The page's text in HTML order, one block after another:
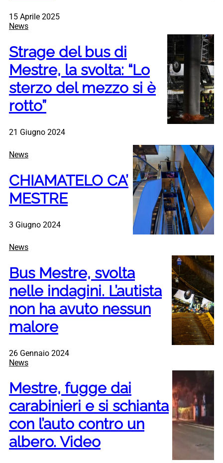
15 Aprile 2025
News
Strage del bus di
Mestre, la svolta: “Lo
sterzo del mezzo si è
rotto”
21 Giugno 2024
News
CHIAMATELO CA’
MESTRE
3 Giugno 2024
News
Bus Mestre, svolta
nelle indagini. L’autista
non ha avuto nessun
malore
26 Gennaio 2024
News
Mestre, fugge dai
carabinieri e si schianta
con l’auto contro un
albero. Video